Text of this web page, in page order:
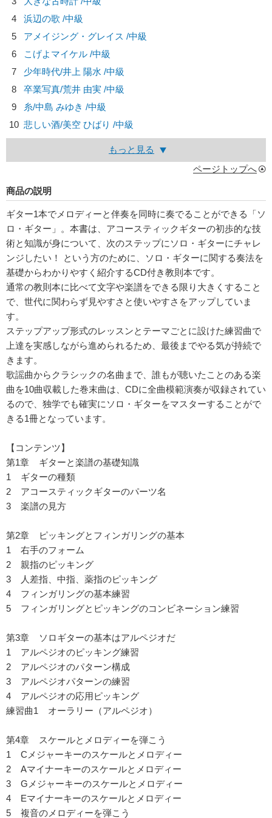
4
浜辺の歌 /中級
5
アメイジング・グレイス /中級
6
こげよマイケル /中級
7
少年時代/井上 陽水 /中級
8
卒業写真/荒井 由実 /中級
9
糸/中島 みゆき /中級
10 悲しい酒/美空 ひばり /中級
もっと見る
ページトップへ
商品の説明
ギター1本でメロディーと伴奏を同時に奏でることができる「ソ
ロ・ギター」。本書は、アコースティックギターの初歩的な技
術と知識が身について、次のステップにソロ・ギターにチャレ
ンジしたい！ という方のために、ソロ・ギターに関する奏法を
基礎からわかりやすく紹介するCD付き教則本です。
通常の教則本に比べて文字や楽譜をできる限り大きくすること
で、世代に関わらず見やすさと使いやすさをアップしていま
す。
ステップアップ形式のレッスンとテーマごとに設けた練習曲で
上達を実感しながら進められるため、最後までやる気が持続で
きます。
歌謡曲からクラシックの名曲まで、誰もが聴いたことのある楽
曲を10曲収載した巻末曲は、CDに全曲模範演奏が収録されてい
るので、独学でも確実にソロ・ギターをマスターすることがで
きる1冊となっています。
【コンテンツ】
第1章 ギターと楽譜の基礎知識
1 ギターの種類
2 アコースティックギターのパーツ名
3 楽譜の見方
第2章 ピッキングとフィンガリングの基本
1 右手のフォーム
2 親指のピッキング
3 人差指、中指、薬指のピッキング
4 フィンガリングの基本練習
5 フィンガリングとピッキングのコンビネーション練習
第3章 ソロギターの基本はアルペジオだ
1 アルペジオのピッキング練習
2 アルペジオのパターン構成
3 アルペジオパターンの練習
4 アルペジオの応用ピッキング
練習曲1 オーラリー（アルペジオ）
第4章 スケールとメロディーを弾こう
1 Cメジャーキーのスケールとメロディー
2 Aマイナーキーのスケールとメロディー
3 Gメジャーキーのスケールとメロディー
4 Eマイナーキーのスケールとメロディー
5 複音のメロディーを弾こう